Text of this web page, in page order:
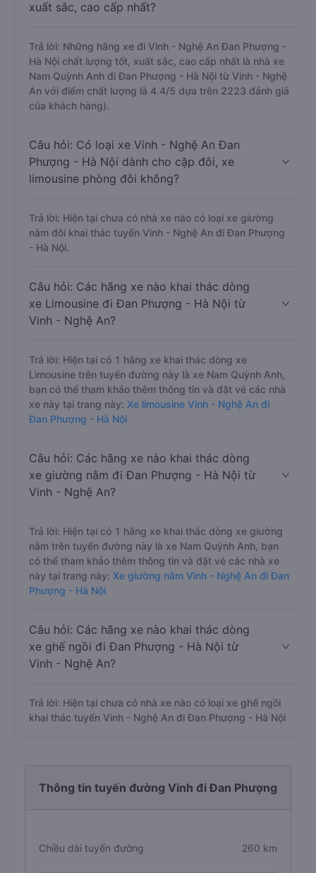
xuất sắc, cao cấp nhất?
Trả lời: Những hãng xe đi Vinh - Nghệ An Đan Phượng -
Hà Nội chất lượng tốt, xuất sắc, cao cấp nhất là nhà xe
Nam Quỳnh Anh đi Đan Phượng - Hà Nội từ Vinh - Nghệ
An với điểm chất lượng là 4.4/5 dựa trên 2223 đánh giá
của khách hàng).
Câu hỏi: Có loại xe Vinh - Nghệ An Đan
Phượng - Hà Nội dành cho cặp đôi, xe
limousine phòng đôi không?
Trả lời: Hiện tại chưa có nhà xe nào có loại xe giường
nằm đôi khai thác tuyến Vinh - Nghệ An đi Đan Phượng
- Hà Nội.
Câu hỏi: Các hãng xe nào khai thác dòng
xe Limousine đi Đan Phượng - Hà Nội từ
Vinh - Nghệ An?
Trả lời: Hiện tại có 1 hãng xe khai thác dòng xe
Limousine trên tuyến đường này là xe Nam Quỳnh Anh,
bạn có thể tham khảo thêm thông tin và đặt vé các nhà
xe này tại trang này: Xe limousine Vinh - Nghệ An đi
Đan Phượng - Hà Nội
Câu hỏi: Các hãng xe nào khai thác dòng
xe giường nằm đi Đan Phượng - Hà Nội từ
Vinh - Nghệ An?
Trả lời: Hiện tại có 1 hãng xe khai thác dòng xe giường
nằm trên tuyến đường này là xe Nam Quỳnh Anh, bạn
có thể tham khảo thêm thông tin và đặt vé các nhà xe
này tại trang này: Xe giường nằm Vinh - Nghệ An đi Đan
Phượng - Hà Nội
Câu hỏi: Các hãng xe nào khai thác dòng
xe ghế ngồi đi Đan Phượng - Hà Nội từ
Vinh - Nghệ An?
Trả lời: Hiện tại chưa có nhà xe nào có loại xe ghế ngồi
khai thác tuyến Vinh - Nghệ An đi Đan Phượng - Hà Nội
Thông tin tuyến đường Vinh đi Đan Phượng
Chiều dài tuyến đường 260 km